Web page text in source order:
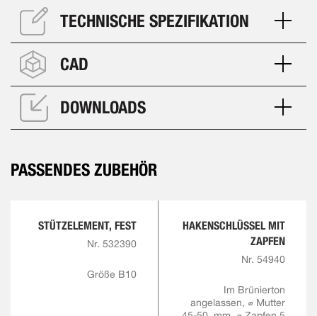
TECHNISCHE SPEZIFIKATION
CAD
DOWNLOADS
PASSENDES ZUBEHÖR
STÜTZELEMENT, FEST
Nr. 532390
Größe B10
HAKENSCHLÜSSEL MIT
ZAPFEN
Nr. 54940
Im Brünierton
angelassen, ⌀ Mutter